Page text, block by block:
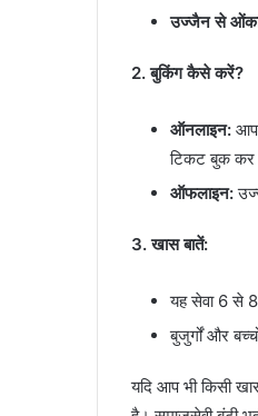
उज्जैन से
2. बुकिंग कैसे करें?
ऑनलाइन: आप
टिकट बुक
ऑफलाइन:
3. खास बातें:
यह सेवा 6 से 8
बुजुर्गों और
यदि आप भी किसी